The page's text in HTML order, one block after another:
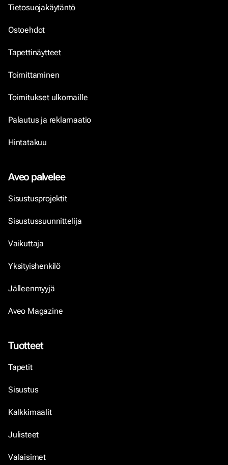
Tietosuojakäytäntö
Ostoehdot
Tapettinäytteet
Toimittaminen
Toimitukset ulkomaille
Palautus ja reklamaatio
Hintatakuu
Aveo palvelee
Sisustusprojektit
Sisustussuunnittelija
Vaikuttaja
Yksityishenkilö
Jälleenmyyjä
Aveo Magazine
Tuotteet
Tapetit
Sisustus
Kalkkimaalit
Julisteet
Valaisimet